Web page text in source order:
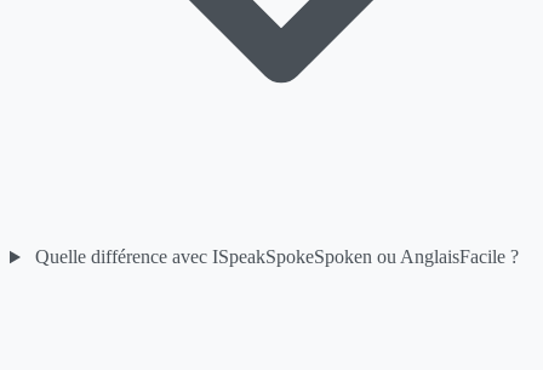
Quelle différence avec ISpeakSpokeSpoken ou AnglaisFacile ?